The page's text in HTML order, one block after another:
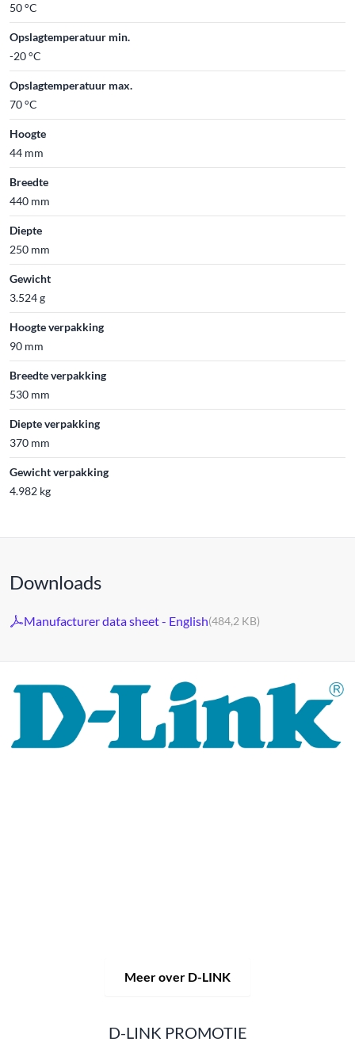
50 °C
Opslagtemperatuur min.
-20 °C
Opslagtemperatuur max.
70 °C
Hoogte
44 mm
Breedte
440 mm
Diepte
250 mm
Gewicht
3.524 g
Hoogte verpakking
90 mm
Breedte verpakking
530 mm
Diepte verpakking
370 mm
Gewicht verpakking
4.982 kg
Downloads
Manufacturer data sheet - English(484,2 KB)
Meer over D-LINK
D-LINK PROMOTIE